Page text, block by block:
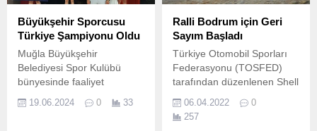
Büyükşehir Sporcusu
Türkiye Şampiyonu Oldu
Muğla Büyükşehir
Belediyesi Spor Kulübü
bünyesinde faaliyet
sporcularından Aybige
19.06.2024 0 33
Ralli Bodrum için Geri
Sayım Başladı
Türkiye Otomobil Sporları
Federasyonu (TOSFED)
tarafından düzenlenen Shell
Şampiyonası’nda heyecan,
15-17 Nisan tarihlerinde
06.04.2022
0
257